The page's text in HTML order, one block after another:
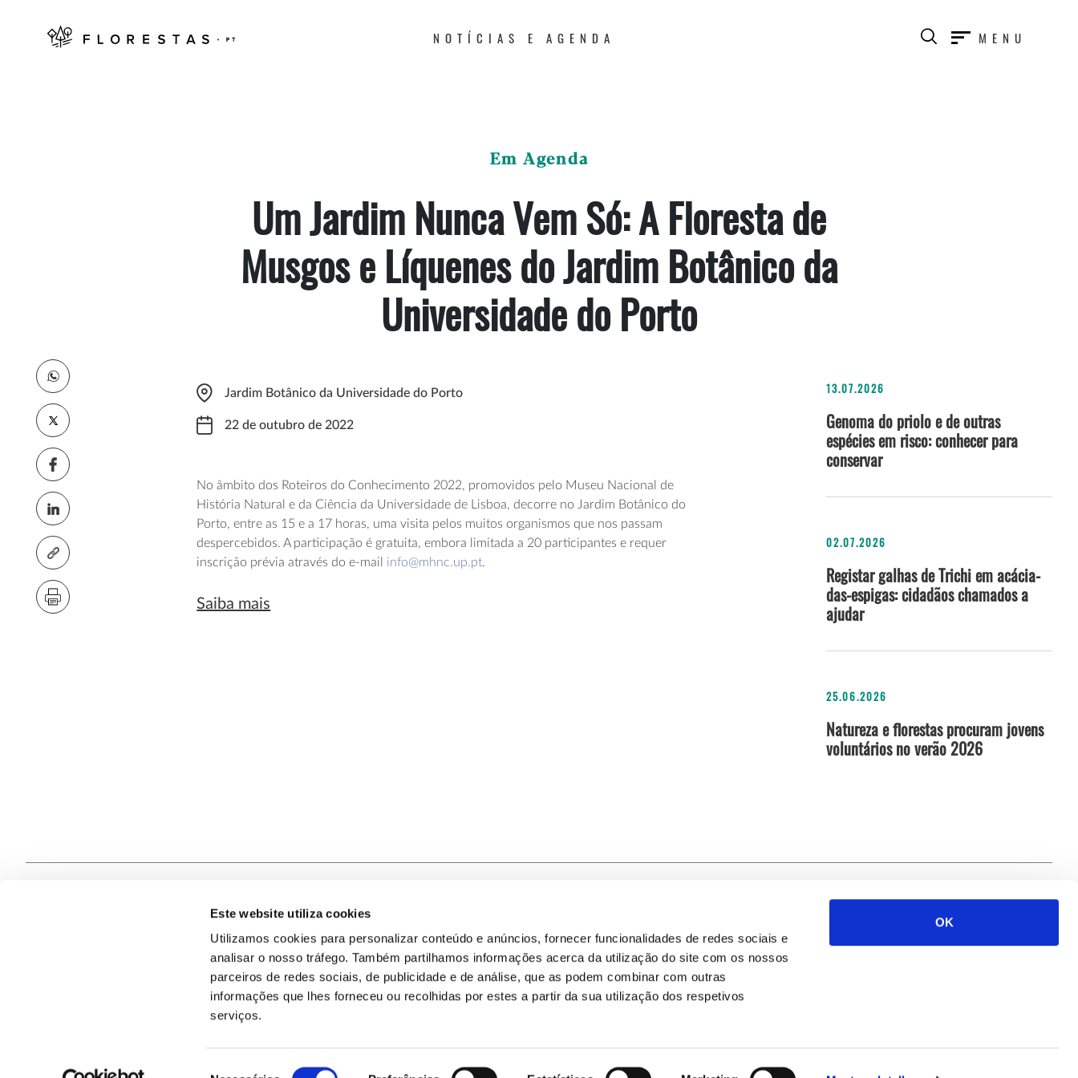
Este website utiliza cookies
Utilizamos cookies para personalizar conteúdo e anúncios, fornecer funcionalidades de redes sociais e
analisar o nosso tráfego. Também partilhamos informações acerca da utilização do site com os nossos
parceiros de redes sociais, de publicidade e de análise, que as podem combinar com outras
informações que lhes forneceu ou recolhidas por estes a partir da sua utilização dos respetivos
serviços.
OK
NOTÍCIAS E AGENDA MENU
Em Agenda
Um Jardim Nunca Vem Só: A Floresta de
Musgos e Líquenes do Jardim Botânico da
Universidade do Porto
Jardim Botânico da Universidade do Porto
22 de outubro de 2022
No âmbito dos Roteiros do Conhecimento 2022, promovidos pelo Museu Nacional de
História Natural e da Ciência da Universidade de Lisboa, decorre no Jardim Botânico do
Porto, entre as 15 e a 17 horas, uma visita pelos muitos organismos que nos passam
despercebidos. A participação é gratuita, embora limitada a 20 participantes e requer
inscrição prévia através do e-mail info@mhnc.up.pt.
Saiba mais
13.07.2026
Genoma do priolo e de outras
espécies em risco: conhecer para
conservar
02.07.2026
Registar galhas de Trichi em acácia-
das-espigas: cidadãos chamados a
ajudar
25.06.2026
Natureza e florestas procuram jovens
voluntários no verão 2026
Contacte-nos
Quem Somos
Política de Privacidade
Política de Cookies
Mapa do Site